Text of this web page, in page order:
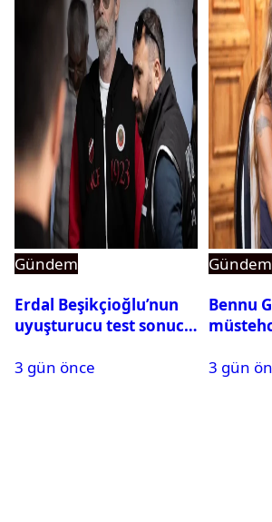
Gündem
Erdal Beşikçioğlu’nun
uyuşturucu test sonucu
3 gün önce
Gündem
Bennu
alındı
3 gün